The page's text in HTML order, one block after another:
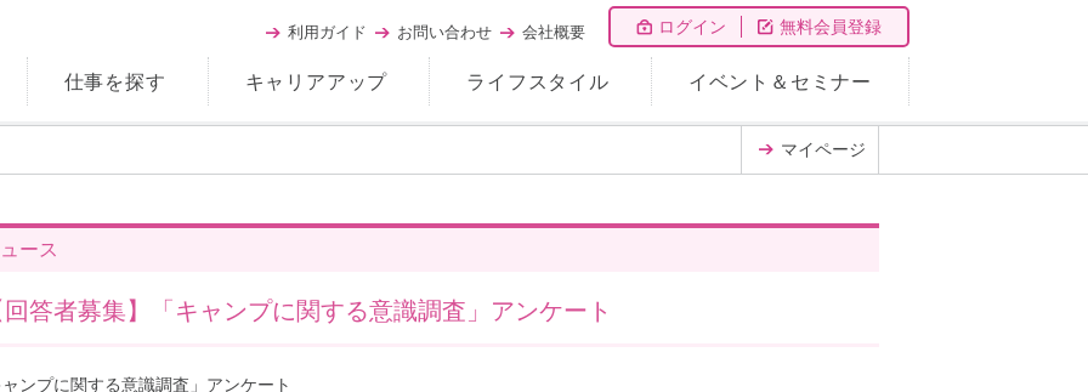
ログイン 無料会員登録
仕事を探す キャリアアップ ライフスタイル イベント＆セミナー
利用ガイド お問い合わせ 会社概要
マイページ
ース
答者募集】「キャンプに関する意識調査」アンケート
ンプに関する意識調査」アンケート